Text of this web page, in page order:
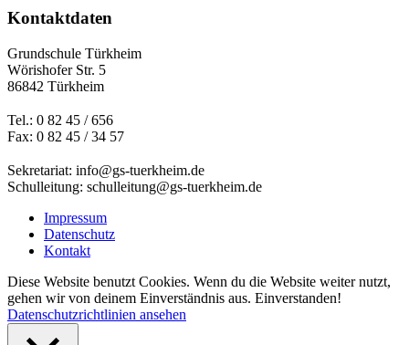
Kontaktdaten
Grundschule Türkheim
Wörishofer Str. 5
86842 Türkheim
Tel.: 0 82 45 / 656
Fax: 0 82 45 / 34 57
Sekretariat: info@gs-tuerkheim.de
Schulleitung: schulleitung@gs-tuerkheim.de
Impressum
Datenschutz
Kontakt
Diese Website benutzt Cookies. Wenn du die Website weiter nutzt,
gehen wir von deinem Einverständnis aus. Einverstanden!
Datenschutzrichtlinien ansehen